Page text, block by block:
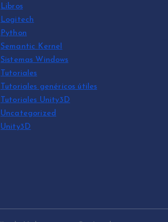
Libros
Logitech
Python
Semantic Kernel
Sistemas Windows
Tutoriales
Tutoriales genéricos útiles
Tutoriales Unity3D
Uncategorized
Unity3D